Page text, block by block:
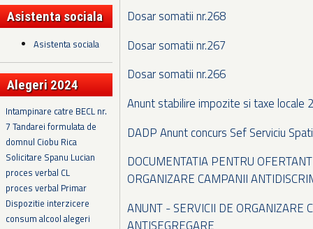
Asistenta sociala
Asistenta sociala
Alegeri 2024
Intampinare catre BECL nr.
7 Tandarei formulata de
domnul Ciobu Rica
Solicitare Spanu Lucian
proces verbal CL
proces verbal Primar
Dispozitie interzicere
consum alcool alegeri
Dosar somatii nr.268
Dosar somatii nr.267
Dosar somatii nr.266
Anunt stabilire impozite si taxe locale
DADP Anunt concurs Sef Serviciu
DOCUMENTATIA PENTRU
ORGANIZARE CAMPANII
ANUNT - SERVICII DE ORGANIZARE
ANTISEGREGARE